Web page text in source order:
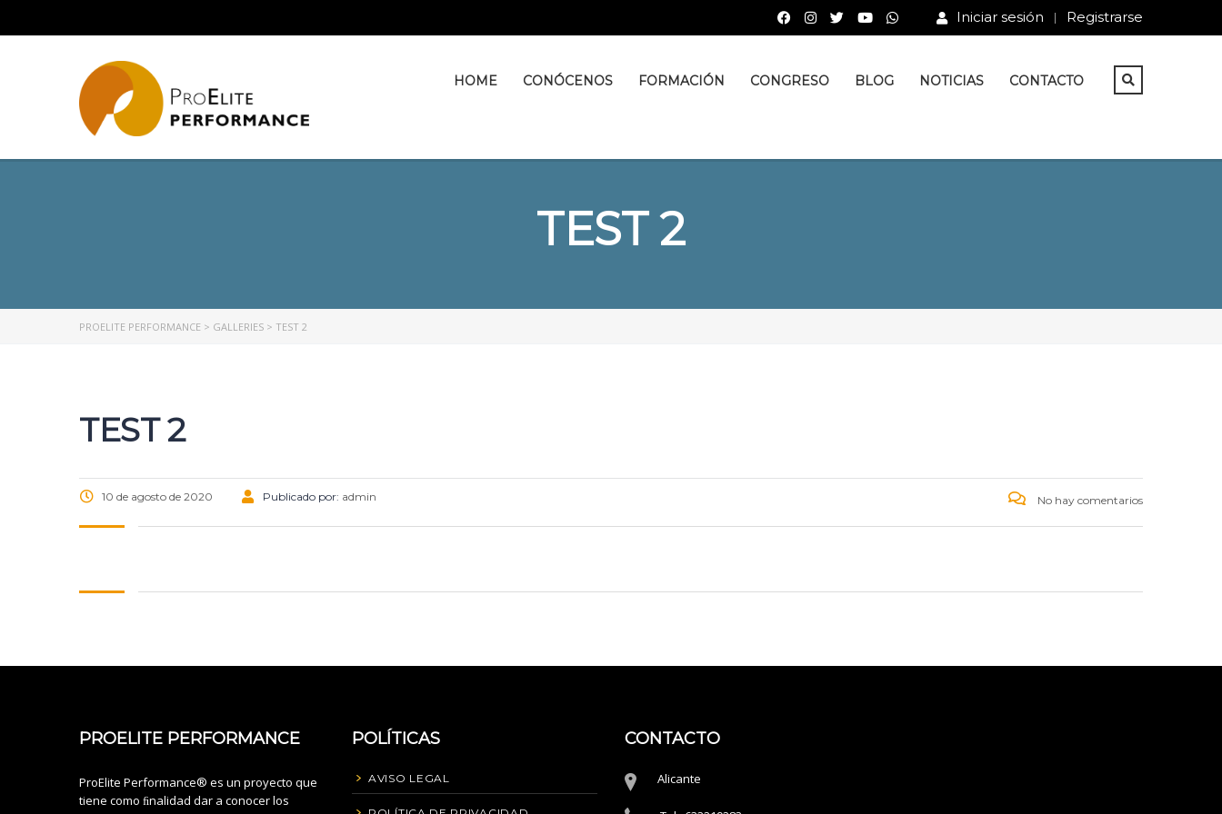
Iniciar sesión Registrarse
HOME CONÓCENOS FORMACIÓN CONGRESO BLOG NOTICIAS CONTACTO
TEST 2
PROELITE PERFORMANCE > GALLERIES > TEST 2
TEST 2
10 de agosto de 2020 Publicado por: admin No hay comentarios
PROELITE PERFORMANCE
ProElite Performance® es un proyecto que
tiene como ﬁnalidad dar a conocer los
POLÍTICAS
AVISO LEGAL
CONTACTO
Alicante